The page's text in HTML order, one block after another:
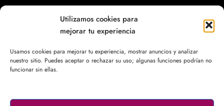
Utilizamos cookies para
mejorar tu experiencia
Usamos cookies para mejorar tu experiencia, mostrar anuncios y analizar
nuestro sitio. Puedes aceptar o rechazar su uso; algunas funciones podrían no
funcionar sin ellas.
POLÍTICAS / INFORMACIÓN
ACCESO RÁPIDO